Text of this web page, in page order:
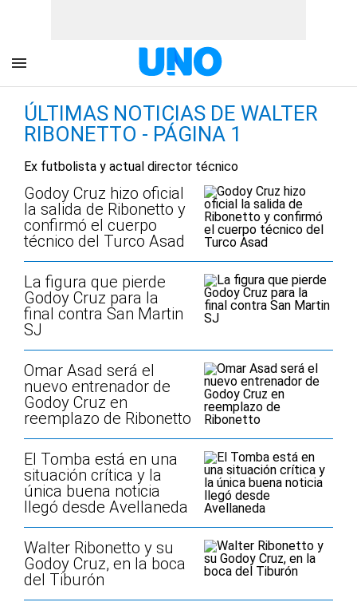
ÚLTIMAS NOTICIAS DE WALTER
RIBONETTO - PÁGINA 1
Ex futbolista y actual director técnico
Godoy Cruz hizo oficial
la salida de Ribonetto y
confirmó el cuerpo
técnico del Turco Asad
La figura que pierde
Godoy Cruz para la
final contra San Martin
SJ
Omar Asad será el
nuevo entrenador de
Godoy Cruz en
reemplazo de Ribonetto
El Tomba está en una
situación crítica y la
única buena noticia
llegó desde Avellaneda
Walter Ribonetto y su
Godoy Cruz, en la boca
del Tiburón